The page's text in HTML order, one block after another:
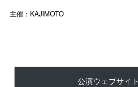
主催：KAJIMOTO
公演ウェブサイト